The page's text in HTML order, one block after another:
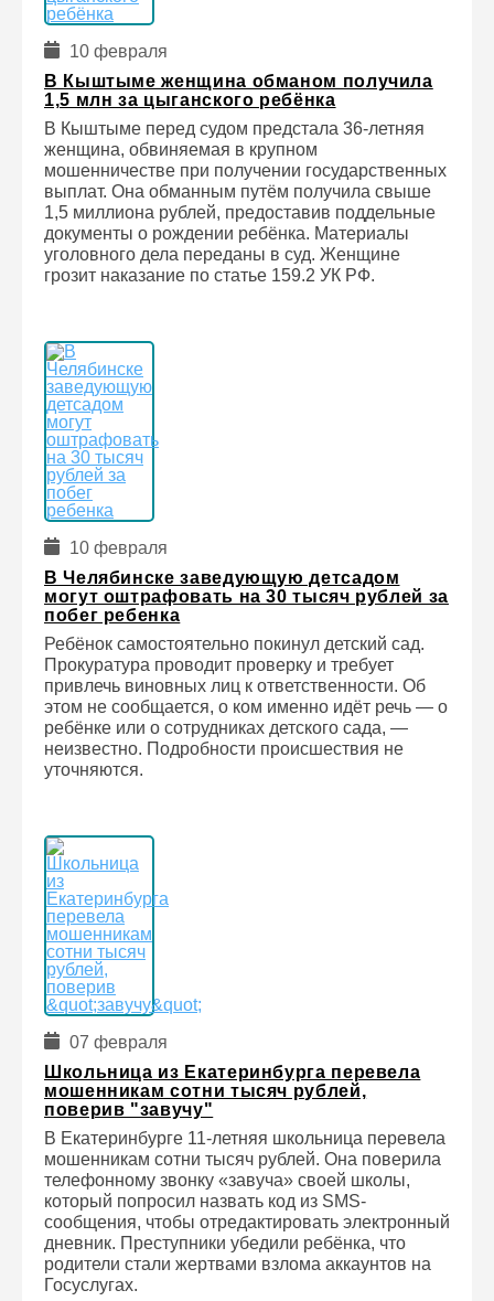
10 февраля
В Кыштыме женщина обманом получила
1,5 млн за цыганского ребёнка
В Кыштыме перед судом предстала 36-летняя
женщина, обвиняемая в крупном
мошенничестве при получении государственных
выплат. Она обманным путём получила свыше
1,5 миллиона рублей, предоставив поддельные
документы о рождении ребёнка. Материалы
уголовного дела переданы в суд. Женщине
грозит наказание по статье 159.2 УК РФ.
10 февраля
В Челябинске заведующую детсадом
могут оштрафовать на 30 тысяч рублей за
побег ребенка
Ребёнок самостоятельно покинул детский сад.
Прокуратура проводит проверку и требует
привлечь виновных лиц к ответственности. Об
этом не сообщается, о ком именно идёт речь — о
ребёнке или о сотрудниках детского сада, —
неизвестно. Подробности происшествия не
уточняются.
07 февраля
Школьница из Екатеринбурга перевела
мошенникам сотни тысяч рублей,
поверив "завучу"
В Екатеринбурге 11-летняя школьница перевела
мошенникам сотни тысяч рублей. Она поверила
телефонному звонку «завуча» своей школы,
который попросил назвать код из SMS-
сообщения, чтобы отредактировать электронный
дневник. Преступники убедили ребёнка, что
родители стали жертвами взлома аккаунтов на
Госуслугах.